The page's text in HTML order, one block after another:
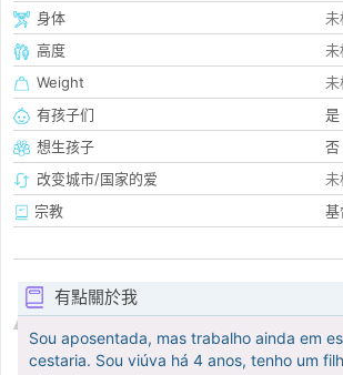
身体
未
高度
未
Weight
未
有孩子们
是
想生孩子
否
改变城市/国家的爱
未
宗教
基
有點關於我
Sou aposentada, mas trabalho ainda em
cestaria. Sou viúva há 4 anos, tenho um